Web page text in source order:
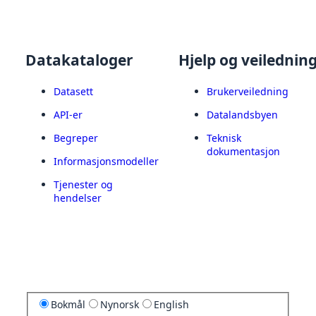
Datakataloger
Datasett
API-er
Begreper
Informasjonsmodeller
Tjenester og
hendelser
Hjelp og
Brukerveiledning
Datalandsbyen
Teknisk
dokumentasjon
Bokmål Nynorsk English